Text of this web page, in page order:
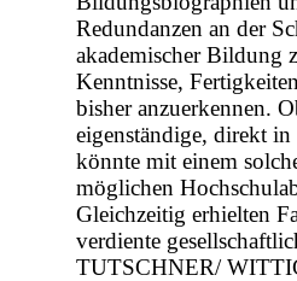
Redundanzen an der
akademischer Bildung
Kenntnisse,
bisher anzuerkennen.
eigenständige, direkt
könnte mit einem
möglichen
Gleichzeitig erhielten
verdiente
TUTSCHNER/